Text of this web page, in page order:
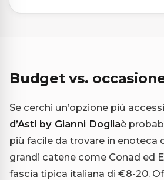
Budget vs.
Se cerchi un’opzione più
d’Asti by Gianni Dogliaè
più facile da trovare in enoteca
grandi catene come Conad ed
fascia tipica italiana di €8-20.